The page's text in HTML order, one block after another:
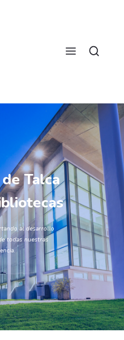
al desarrollo
todas nuestras
Talca